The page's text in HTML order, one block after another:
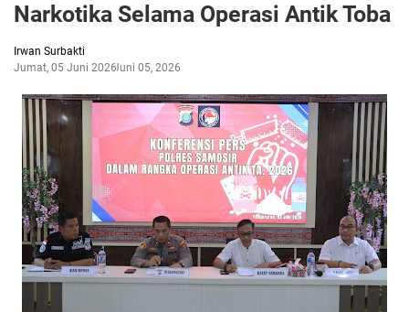
Narkotika Selama Operasi Antik Toba
Irwan Surbakti
Jumat, 05 Juni 2026Juni 05, 2026